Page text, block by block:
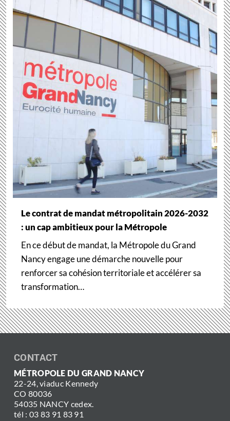
Le contrat de mandat métropolitain 2026-2032
: un cap ambitieux pour la Métropole
En ce début de mandat, la Métropole du Grand
Nancy engage une démarche nouvelle pour
renforcer sa cohésion territoriale et accélérer sa
transformation…
CONTACT
MÉTROPOLE DU GRAND NANCY
22-24, viaduc Kennedy
CO 80036
54035 NANCY cedex.
tél : 03 83 91 83 91